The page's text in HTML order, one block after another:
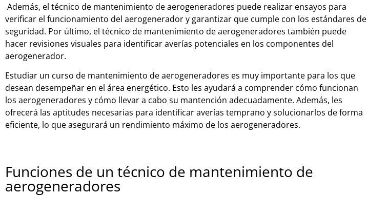
Además, el técnico de mantenimiento deaerogeneradores puede realizar ensayos para
verificar el funcionamiento del aerogeneradory garantizar que cumple con los estándares de
seguridad. Por último, el técnico de mantenimiento deaerogeneradores también puede
hacer revisiones visuales para identificaraverías potenciales en los componentes del
aerogenerador.
Estudiar un curso de mantenimiento deaerogeneradores es muy importante para los que
desean desempeñar en el área energético. Esto les ayudará a comprender cómo funcionan
los aerogeneradores y cómo llevara cabo su mantención adecuadamente. Además, les
ofrecerá las aptitudes necesarias para identificaraverías temprano ysolucionarlos deforma
eficiente, lo queasegurará un rendimiento máximo de los aerogeneradores.
Funciones de un técnico de mantenimiento de
aerogeneradores